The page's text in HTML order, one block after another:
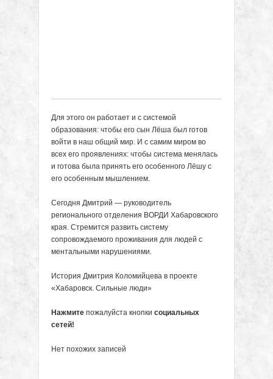
Для этого он работает и с системой
образования: чтобы его сын Лёша был готов
войти в наш общий мир. И с самим миром во
всех его проявлениях: чтобы система менялась
и готова была принять его особенного Лёшу с
его особенным мышлением.
Сегодня Дмитрий — руководитель
регионального отделения ВОРДИ Хабаровского
края. Стремится развить систему
сопровождаемого проживания для людей с
ментальными нарушениями.
История Дмитрия Коломийцева в проекте
«Хабаровск. Сильные люди»
Нажмите пожалуйста кнопки социальных
сетей!
Нет похожих записей